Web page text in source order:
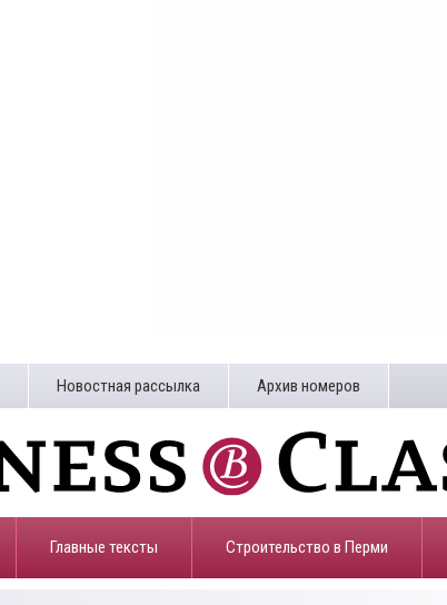
Новостная рассылка Архив номеров
Главные тексты Строительство в Перми